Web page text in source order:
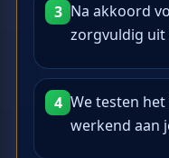
3 Na akkoord
zorgvuldig uit
4 We testen
werkend aan